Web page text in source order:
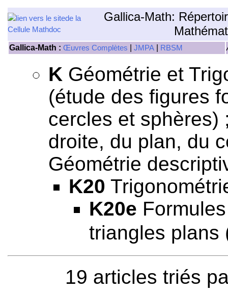
Gallica-Math:
Gallica-Math : Œuvres Complètes JMPA RBSM
K Géométrie et
(étude des figures
cercles et sphères)
droite, du plan, du
Géométrie
K20
K20e
triangles
19 articles triés